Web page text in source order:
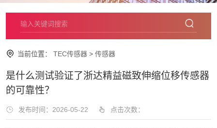
当前位置： TEC传感器 > 传感器
是什么测试验证了浙达精益磁致伸缩位移传感器
的可靠性？
发布时间：2026-05-22 点击次数：